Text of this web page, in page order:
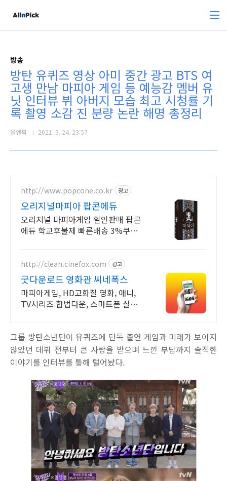
방송
방탄 유퀴즈 영상 아미 중간 광고 BTS 여
고생 만남 마피아 게임 등 예능감 멤버 유
닛 인터뷰 뷔 아버지 모습 최고 시청률 기
록 촬영 소감 진 분량 논란 해명 총정리
올앤픽 2021. 3. 24. 23:57
http://www.popcone.co.kr 광고
오리지널마피아 팝콘에듀
오리지널 마피아게임 할인판매 팝콘
에듀 학교후불제 빠른배송 3%쿠폰할
http://clean.cinefox.com 광고
굿다운로드 영화관 씨네폭스
마피아게임, HD고화질 영화, 애니,
TV시리즈 합법다운, 스마트폰 실시간
그룹 방탄소년단이 유퀴즈에 단독 출연 게임과 미래가 보이지
않았던 데뷔 전부터 큰 사랑을 받으며 느낀 부담까지 솔직한
이야기를 인터뷰를 통해 털어놨다.